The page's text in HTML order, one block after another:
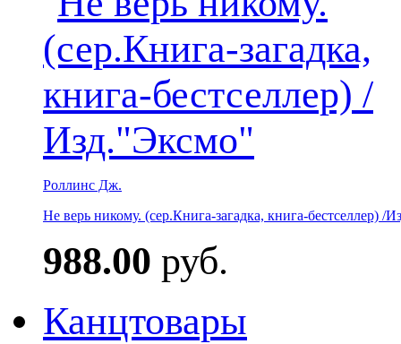
Роллинс Дж.
Не верь никому. (сер.Книга-загадка, книга-бестселлер) /
988.00 руб.
Канцтовары